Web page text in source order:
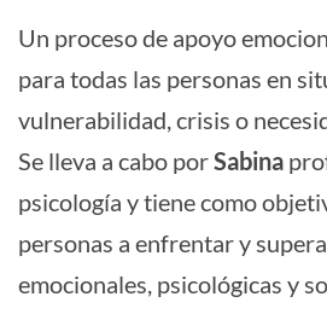
Un proceso de apoyo
para todas las personas en
vulnerabilidad, crisis o
Se lleva a cabo porSabina
psicología y tiene como
personas a enfrentar y
emocionales, psicológicas y